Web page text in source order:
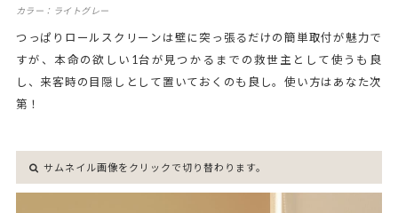
カラー：ライトグレー
つっぱりロールスクリーンは壁に突っ張るだけの簡単取付が魅力で
すが、本命の欲しい1台が見つかるまでの救世主として使うも良
し、来客時の目隠しとして置いておくのも良し。使い方はあなた次
第！
サムネイル画像をクリックで切り替わります。